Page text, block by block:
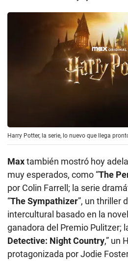
Harry Potter, la serie, lo nuevo que llega
Maxtambién mostró hoy
muy esperados, como “The
por Colin Farrell; la serie
“The Sympathizer”, un thriller
intercultural basado en la
ganadora del Premio Pulitzer;
Detective: Night Country,” un
protagonizada por Jodie